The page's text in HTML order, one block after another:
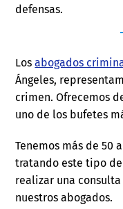
defensas.
Losabogados
Ángeles,
crimen. Ofrecemos
uno de los bufetes
Tenemos más de 50
tratando este tipo
realizar una
nuestros abogados.